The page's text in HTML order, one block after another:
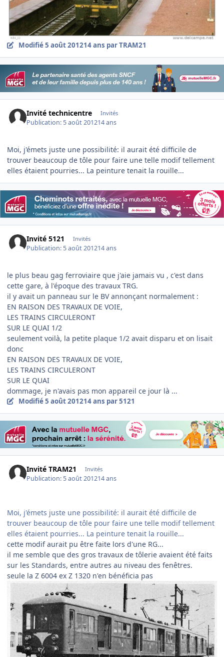
Modifié5 août 201214 ans par TRAM21
Invité technicentre Invités
Publication: 5 août 201214 ans
Moi, j'émets juste une possibilité: il aurait été difficile de
trouver beaucoup de tôle pour faire une telle modif tellement
elles étaient pourries... La peinture tenait la rouille...
Invité 5121 Invités
Publication: 5 août 201214 ans
le plus beau gag ferroviaire que j'aie jamais vu , c'est dans
cette gare, à l'époque des travaux TRG.
il y avait un panneau sur le BV annonçant normalement :
EN RAISON DES TRAVAUX DE VOIE,
LES TRAINS CIRCULERONT
SUR LE QUAI 1/2
seulement voilà, la petite plaque 1/2 avait disparu et on lisait
donc
EN RAISON DES TRAVAUX DE VOIE,
LES TRAINS CIRCULERONT
SUR LE QUAI
dommage, je n'avais pas mon appareil ce jour là ...
Modifié5 août 201214 ans par 5121
Invité TRAM21 Invités
Publication: 5 août 201214 ans
Moi, j'émets juste une possibilité: il aurait été difficile de
trouver beaucoup de tôle pour faire une telle modif tellement
elles étaient pourries... La peinture tenait la rouille...
cette modif aurait pu être faite lors d'une RG...
il me semble que des gros travaux de tôlerie avaient été faits
sur les Standards, entre autres au niveau des fenêtres.
seule la Z 6004 ex Z 1320 n'en bénéficia pas